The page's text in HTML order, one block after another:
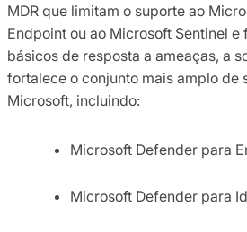
MDR que limitam o suporte ao
Endpoint ou ao Microsoft Sentinel
básicos de resposta a ameaças, a
fortalece o conjunto mais amplo de
Microsoft, incluindo:
Microsoft Defender para
Microsoft Defender para